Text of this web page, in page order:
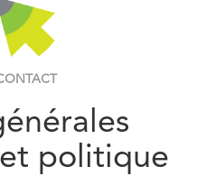
politique